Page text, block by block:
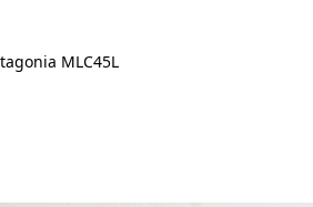
MLC45L